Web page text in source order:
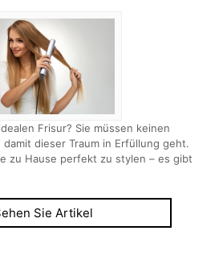
Frisur? Sie müssen keinen
dieser Traum in Erfüllung geht.
zu Hause perfekt zu stylen – es gibt
Sie Artikel